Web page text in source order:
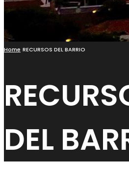
Home RECURSOS DEL BARRIO
DEL